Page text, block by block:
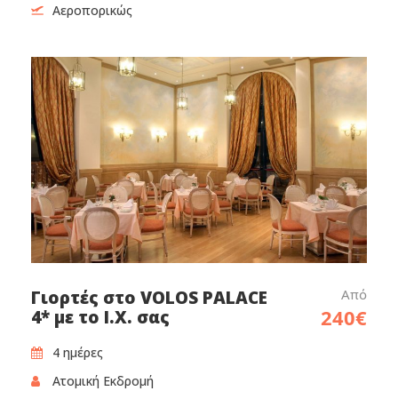
Αεροπορικώς
Γιορτές στο VOLOS PALACE
4* με το Ι.Χ. σας
Από
240€
4 ημέρες
Ατομική Εκδρομή